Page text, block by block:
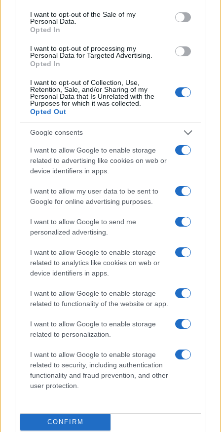
I want to opt-out of the Sale of my
Personal Data.
Opted In
I want to opt-out of processing my
Personal Data for Targeted Advertising.
Opted In
I want to opt-out of Collection, Use,
Retention, Sale, and/or Sharing of my
Personal Data that Is Unrelated with the
Purposes for which it was collected.
Opted Out
Google consents
I want to allow Google to enable storage
related to advertising like cookies on web or
device identifiers in apps.
I want to allow my user data to be sent to
Google for online advertising purposes.
I want to allow Google to send me
personalized advertising.
I want to allow Google to enable storage
related to analytics like cookies on web or
device identifiers in apps.
I want to allow Google to enable storage
related to functionality of the website or app.
I want to allow Google to enable storage
related to personalization.
I want to allow Google to enable storage
related to security, including authentication
functionality and fraud prevention, and other
user protection.
CONFIRM
Ma la vicenda non finisce qui. Nelle ultime ore, si
sono aggiunte le pesanti accuse anche delle
opposizioni locali. Il capogruppo della Lega in
Regione Lazio,Angelo Tripodi, ha ricostruito un
collegamento tra il mondo delle coop della
Riace” di Mimmo Lucano, tra i primi a schierarsi
senza riserve dalla parte del deputato della Costa
d’Avorio.
Dall’altro lato, prosegue l’inchiesta deLa
Repubblica, secondo cui il presidente della Coop
Promidea, Carmine Federico, “indagato dalla Corte
dei Conti della Calabria insieme a Lucano, è stato
sede legale dal 2009 al 2014 a Rende (Cosenza),
allo stesso indirizzo della Promidea. Il 31
dicembre 2009, quando il Consorzio ha approvato
il bilancio,su quel documento c’è la firma di
Mukamitsindo, suocera di Soumahoro
stesso Federico, nella veste di segretario”.
#ABOUBAKAR SOUMAHORO
9
Leggi i commenti
Vignetta del 04/08/2026